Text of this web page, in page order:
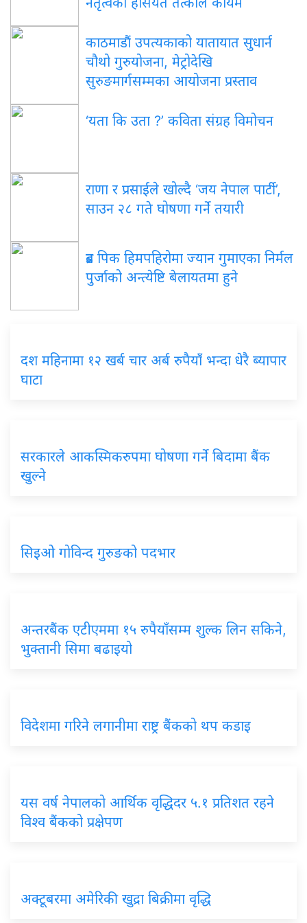
काठमाडौं उपत्यकाको यातायात सुधार्न
चौथो गुरुयोजना, मेट्रोदेखि
सुरुङमार्गसम्मका आयोजना प्रस्ताव
‘यता कि उता ?’ कविता संग्रह विमोचन
राणा र प्रसाईंले खोल्दै ‘जय नेपाल पार्टी’,
साउन २८ गते घोषणा गर्ने तयारी
ब्रड पिक हिमपहिरोमा ज्यान गुमाएका निर्मल
पुर्जाको अन्त्येष्टि बेलायतमा हुने
दश महिनामा १२ खर्ब चार अर्ब रुपैयाँ भन्दा धेरै ब्यापार
घाटा
सरकारले आकस्मिकरुपमा घोषणा गर्ने बिदामा बैंक
खुल्ने
सिइओ गोविन्द गुरुङको पदभार
अन्तरबैंक एटीएममा १५ रुपैयाँसम्म शुल्क लिन सकिने,
भुक्तानी सिमा बढाइयो
विदेशमा गरिने लगानीमा राष्ट्र बैंकको थप कडाइ
यस वर्ष नेपालको आर्थिक वृद्धिदर ५.१ प्रतिशत रहने
विश्व बैंकको प्रक्षेपण
अक्टूबरमा अमेरिकी खुद्रा बिक्रीमा वृद्धि